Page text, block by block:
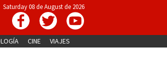
Saturday 08 de August de 2026
CINE VIAJES